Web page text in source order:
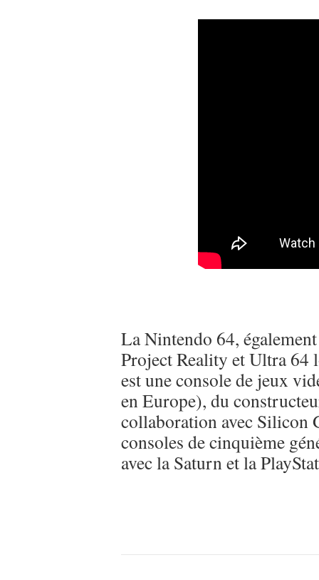
La Nintendo 64,
Project Reality et Ultra 64
est une console de jeux
en Europe), du
collaboration avec Silicon
consoles de cinquième
avec la Saturn et la